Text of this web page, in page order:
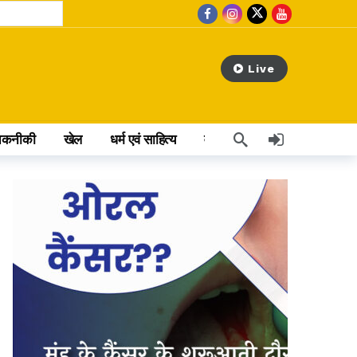
Live
खेल धर्म एवं साहित्य वेब स्टोरी अन्य खबर